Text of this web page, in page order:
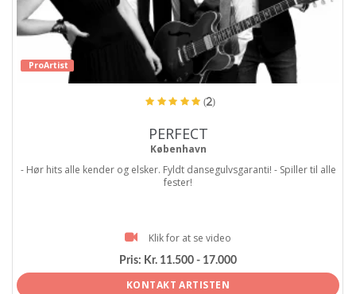
ProArtist
(2)
PERFECT
København
- Hør hits alle kender og elsker. Fyldt dansegulvsgaranti! - Spiller til alle
fester!
Klik for at se video
Pris: Kr. 11.500 - 17.000
KONTAKT ARTISTEN